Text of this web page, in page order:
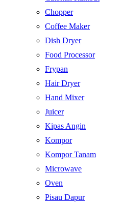
Chopper
Coffee Maker
Dish Dryer
Food Processor
Frypan
Hair Dryer
Hand Mixer
Juicer
Kipas Angin
Kompor
Kompor Tanam
Microwave
Oven
Pisau Dapur